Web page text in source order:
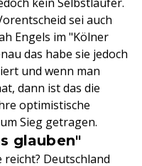
sei auch
Engels im "Kölner
das habe sie jedoch
und wenn man
dann ist das die
optimistische
Sieg getragen.
glauben"
reicht? Deutschland